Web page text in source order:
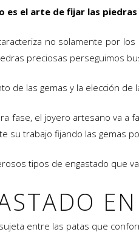
es el arte de fijar las
no solamente por
preciosas perseguimos
de las gemas y la elección
fase, el joyero artesano va a
su trabajo fijando las gemas
tipos de engastado que
entre las patas que